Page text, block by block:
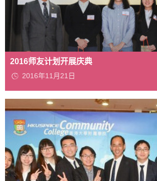
2016师友计划开展庆典
2016年11月21日